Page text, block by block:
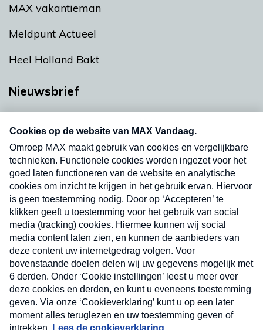
MAX vakantieman
Meldpunt Actueel
Heel Holland Bakt
Nieuwsbrief
Neem hier een gratis abonnement op onze
nieuwsbrief. Elke vrijdag- en dinsdagochtend in
uw mailbox.
Verzend
Nieuwsbrief
Neem hier een gratis abonnement op onze
nieuwsbrief. Elke vrijdag- en dinsdagochtend in uw